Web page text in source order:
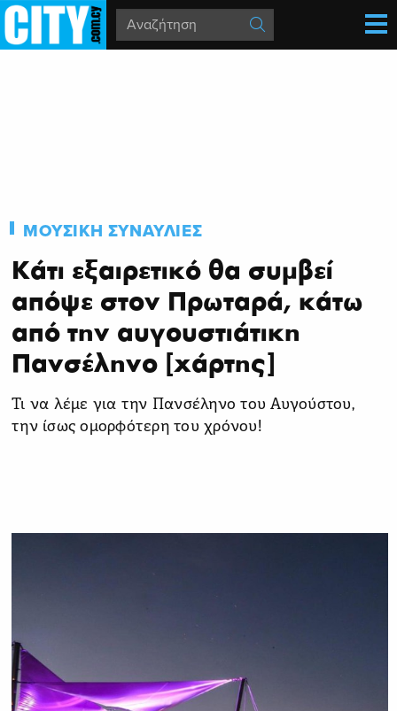
ΜΟΥΣΙΚΗ ΣΥΝΑΥΛΙΕΣ
Κάτι εξαιρετικό θα συμβεί
απόψε στον Πρωταρά, κάτω
από την αυγουστιάτικη
Πανσέληνο [χάρτης]
Τι να λέμε για την Πανσέληνο του Αυγούστου,
την ίσως ομορφότερη του χρόνου!